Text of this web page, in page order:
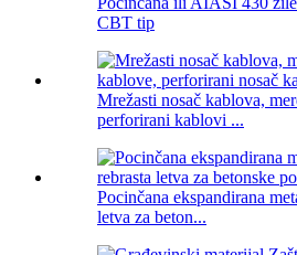
CBT tip
Mrežasti nosač kablova,
perforirani kablovi ...
Pocinčana ekspandirana
letva za beton...